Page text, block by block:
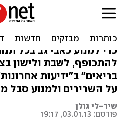
עצות למניעה
כדי למנוע כאבי גב בכל
להתכופף, לשבת ולישון
בריאים" ב"ידיעות
על השרירים ולמנוע סבל
שיר-לי גולן
פורסם: 03.01.13, 19:17